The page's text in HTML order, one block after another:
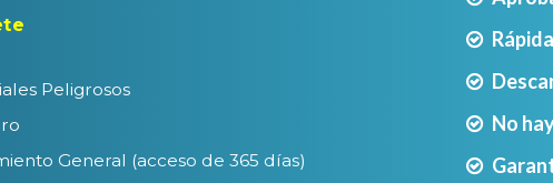
Peligrosos
General (acceso de 365 días)
No